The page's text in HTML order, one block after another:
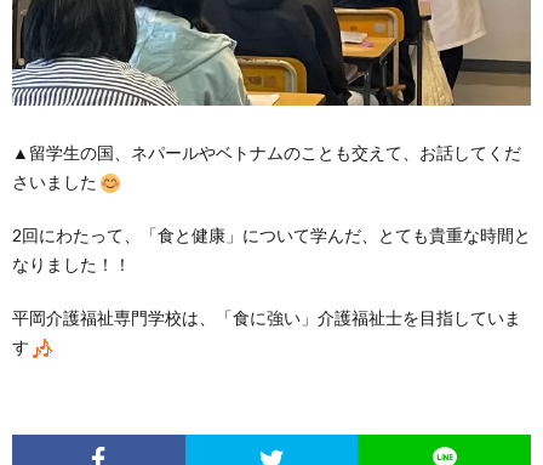
▲留学生の国、ネパールやベトナムのことも交えて、お話してくだ
さいました
2回にわたって、「食と健康」について学んだ、とても貴重な時間と
なりました！！
平岡介護福祉専門学校は、「食に強い」介護福祉士を目指していま
す